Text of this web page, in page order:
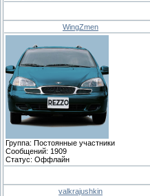
WingZmen
Группа: Постоянные участники
Сообщений: 1909
Статус: Оффлайн
valkrajushkin